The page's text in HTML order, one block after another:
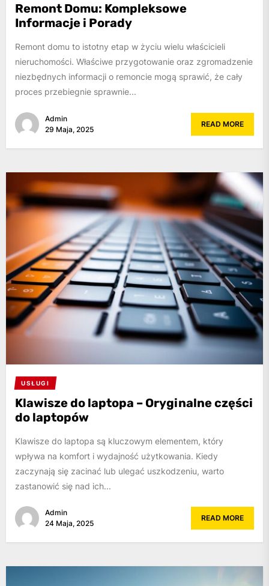
Remont Domu: Kompleksowe
Informacje i Porady
Remont domu to istotny etap w życiu wielu właścicieli
nieruchomości. Właściwe przygotowanie oraz zgromadzenie
niezbędnych informacji o remoncie mogą sprawić, że cały
proces przebiegnie sprawnie...
Admin
29 Maja, 2025
READ MORE
USŁUGI
Klawisze do laptopa – Oryginalne części
do laptopów
Klawisze do laptopa są kluczowym elementem, który
wpływa na komfort i wydajność użytkowania. Kiedy
zaczynają się zacinać lub ulegać uszkodzeniu, warto
zastanowić się nad ich...
Admin
24 Maja, 2025
READ MORE